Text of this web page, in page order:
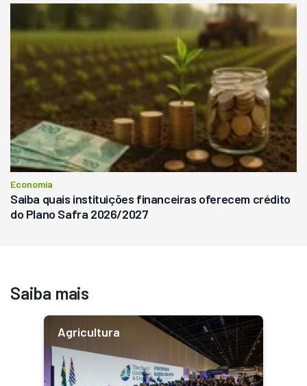
Economia
Saiba quais instituições financeiras oferecem crédito
do Plano Safra 2026/2027
Saiba mais
Agricultura